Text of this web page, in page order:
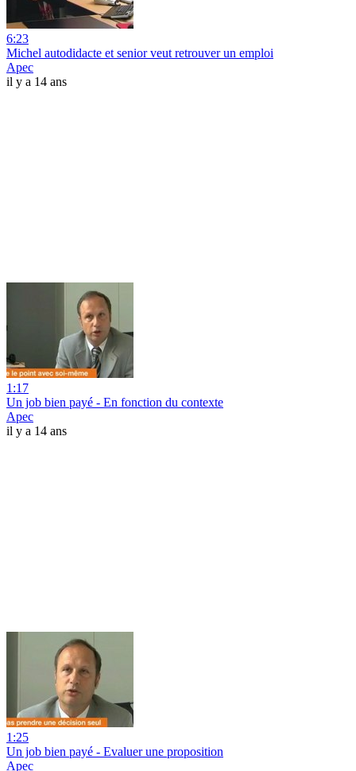
6:23
Michel autodidacte et senior veut retrouver un emploi
Apec
il y a 14 ans
1:17
Un job bien payé - En fonction du contexte
Apec
il y a 14 ans
1:25
Un job bien payé - Evaluer une proposition
Apec